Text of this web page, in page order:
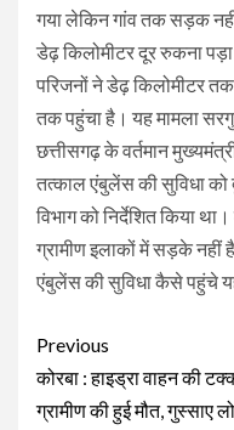
गया लेकिन गांव तक सड़क
डेढ़ किलोमीटर दूर रुकना
परिजनों ने डेढ़ किलोमीटर
तक पहुंचा है। यह मामला
छत्तीसगढ़ के वर्तमान
तत्काल एंबुलेंस की सुविधा
विभाग को निर्देशित किया
ग्रामीण इलाकों में सड़के
एंबुलेंस की सुविधा कैसे पहुंचे
Continue
Reading
Previous
कोरबा : हाइड्रा वाहन की
ग्रामीण की हुई मौत, गुस्साए